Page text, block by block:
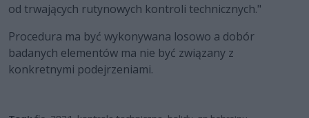
od trwających rutynowych kontroli technicznych."
Procedura ma być wykonywana losowo a dobór
badanych elementów ma nie być związany z
konkretnymi podejrzeniami.